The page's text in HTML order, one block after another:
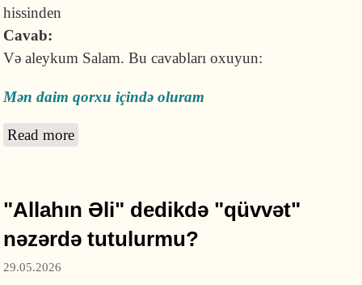
hissinden
Cavab:
Və aleykum Salam. Bu cavabları oxuyun:
Mən daim qorxu içində oluram
Read more
"Allahın Əli" dedikdə "qüvvət"
nəzərdə tutulurmu?
29.05.2026